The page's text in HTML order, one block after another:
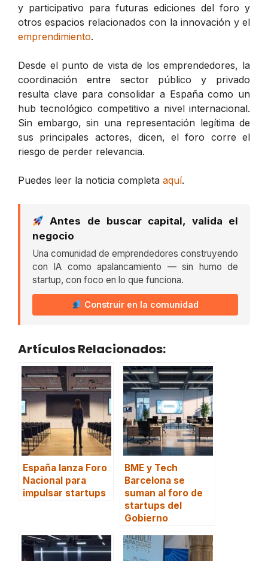
y participativo para futuras ediciones del foro y
otros espacios relacionados con la innovación y el
emprendimiento.
Desde el punto de vista de los emprendedores, la
coordinación entre sector público y privado
resulta clave para consolidar a España como un
hub tecnológico competitivo a nivel internacional.
Sin embargo, sin una representación legítima de
sus principales actores, dicen, el foro corre el
riesgo de perder relevancia.
Puedes leer la noticia completa aquí.
Antes de buscar capital, valida el
negocio
Una comunidad de emprendedores construyendo
con IA como apalancamiento — sin humo de
startup, con foco en lo que funciona.
Construir en la comunidad
Artículos Relacionados:
España lanza Foro
Nacional para
impulsar startups
BME y Tech
Barcelona se
suman al foro de
startups del
Gobierno